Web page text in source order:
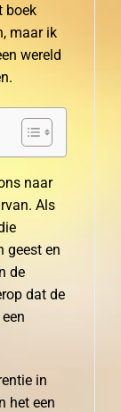
boek
maar ik
wereld
naar
Als
geest en
de
dat de
in
het een